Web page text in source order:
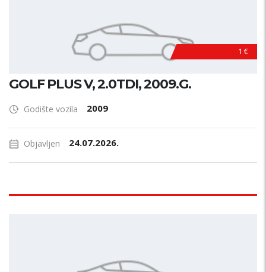
1 €
GOLF PLUS V, 2.0TDI, 2009.G.
Godište vozila 2009
Objavljen 24.07.2026.